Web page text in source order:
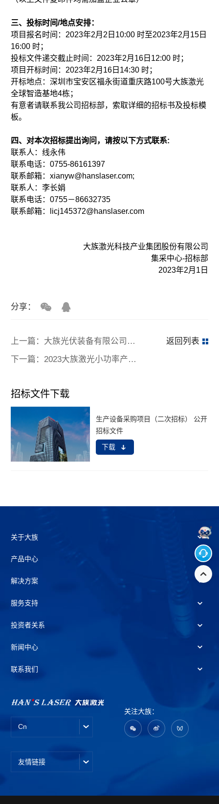
三、投标时间/地点安排：
项目报名时间：2023年2月2日10:00 时至2023年2月15日
16:00 时；
投标文件递交截止时间：2023年2月16日12:00 时；
项目开标时间：2023年2月16日14:30 时；
开标地点：深圳市宝安区福永街道重庆路100号大族激光
全球智造基地4栋；
有意者请联系我公司招标部，索取详细的招标书及投标模
板。
四、对本次招标提出询问，请按以下方式联系:
联系人：线永伟
联系电话：0755-86161397
联系邮箱：xianyw@hanslaser.com;
联系人：李长娟
联系电话：0755－86632735
联系邮箱：licj145372@hanslaser.com
大族激光科技产业集团股份有限公司
集采中心-招标部
2023年2月1日
分享：
上一篇：大族光伏装备有限公司苏州工业园办公生产区域装修项目 招标公告
返回列表
下一篇：2023大族激光小功率产品市场总部展台搭建项目 公开招标公告
招标文件下载
生产设备采购项目（二次招标） 公开
招标文件
下载
Cn
关注大族：
友情链接
关于大族
产品中心
解决方案
服务支持
投资者关系
新闻中心
联系我们